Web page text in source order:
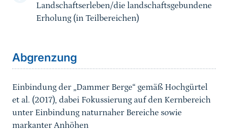
Landschaftserleben/die landschaftsgebundene
Erholung (in Teilbereichen)
Abgrenzung
Einbindung der „Dammer Berge“ gemäß Hochgürtel
et al. (2017), dabei Fokussierung auf den Kernbereich
unter Einbindung naturnaher Bereiche sowie
markanter Anhöhen